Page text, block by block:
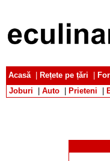
Acasă| Rețete pe țări
Joburi
Auto Prieteni